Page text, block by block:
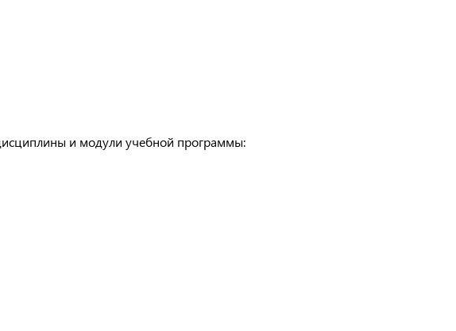
и модули учебной программы: